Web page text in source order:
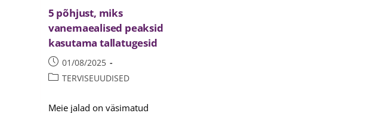
5 põhjust, miks
vanemaealised peaksid
kasutama tallatugesid
01/08/2025
TERVISEUUDISED
Meie jalad on väsimatud